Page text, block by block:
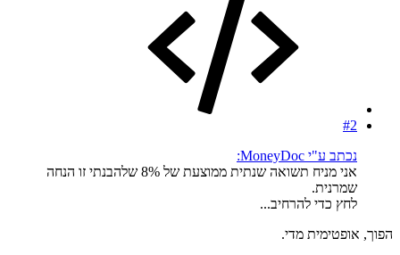
#2
נכתב ע"י MoneyDoc:
אני מניח תשואה שנתית ממוצעת של 8% שלהבנתי זו הנחה
שמרנית.
לחץ כדי להרחיב...
הפוך, אופטימית מדי.